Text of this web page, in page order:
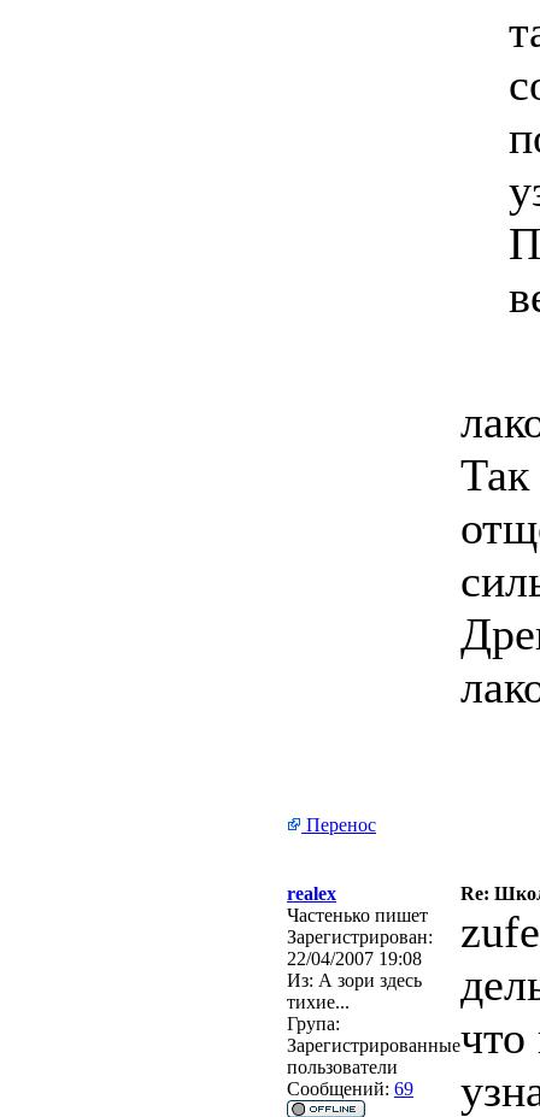
Так
Перенос
realex
Re:
Частенько пишет
Зарегистрирован:
22/04/2007 19:08
Из: А зори здесь
тихие...
Група:
Зарегистрированные
пользователи
Сообщений: 69
что